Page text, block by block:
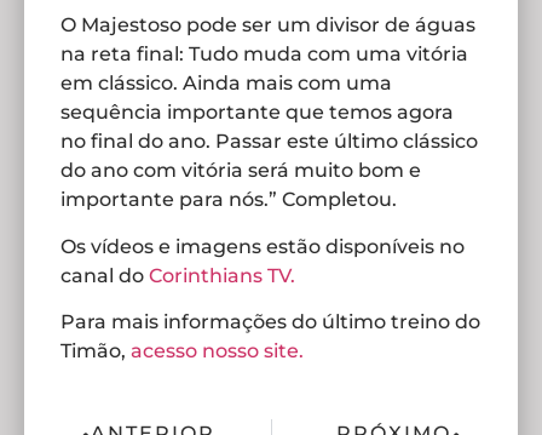
O Majestoso pode ser um divisor de águas
na reta final: Tudo muda com uma vitória
em clássico. Ainda mais com uma
sequência importante que temos agora
no final do ano. Passar este último clássico
do ano com vitória será muito bom e
importante para nós.” Completou.
Os vídeos e imagens estão disponíveis no
canal do Corinthians TV.
Para mais informações do último treino do
Timão, acesso nosso site.